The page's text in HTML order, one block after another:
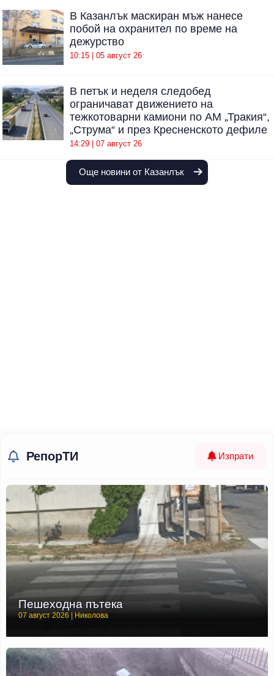
В Казанлък маскиран мъж нанесе
побой на охранител по време на
дежурство
10:15 | 05 август 26
В петък и неделя следобед
ограничават движението на
тежкотоварни камиони по АМ „Тракия“,
„Струма“ и през Кресненското дефиле
14:29 | 07 август 26
Още новини от Казанлък
РепорТИ Изпрати
Пешеходна пътека
07 август 2026 | Николова